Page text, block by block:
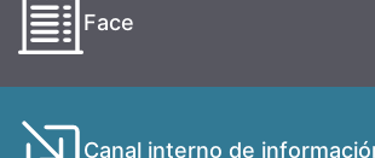
Face
Canal interno de